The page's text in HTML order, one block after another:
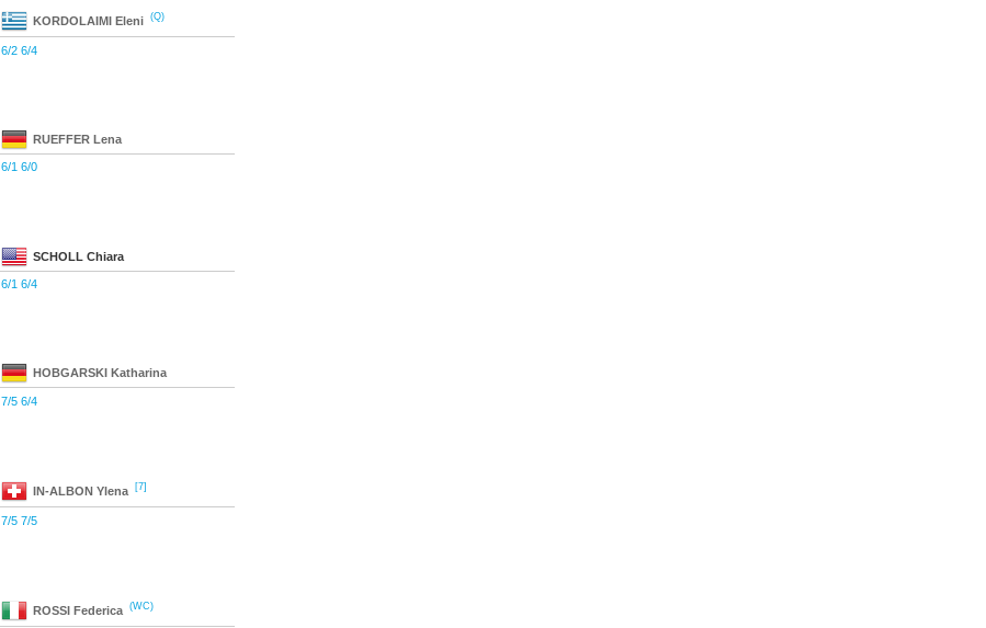
KORDOLAIMI Eleni (Q)
6/2 6/4
RUEFFER Lena
6/1 6/0
SCHOLL Chiara
6/1 6/4
HOBGARSKI Katharina
7/5 6/4
IN-ALBON Ylena [7]
7/5 7/5
ROSSI Federica (WC)